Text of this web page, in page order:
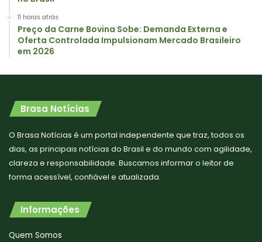
11 horas atrás
Preço da Carne Bovina Sobe: Demanda Externa e
Oferta Controlada Impulsionam Mercado Brasileiro
em 2026
Brasa Notícias
O Brasa Notícias é um portal independente que traz, todos os
dias, as principais notícias do Brasil e do mundo com agilidade,
clareza e responsabilidade. Buscamos informar o leitor de
forma acessível, confiável e atualizada.
Informações
Quem Somos